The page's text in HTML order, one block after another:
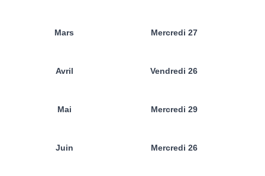
Mars Mercredi 27
Avril Vendredi 26
Mai Mercredi 29
Juin Mercredi 26